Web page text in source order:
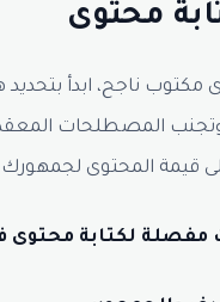
محتوى
مكتوب ناجح، ابدأ
المصطلحات
قيمة المحتوى
مفصلة لكتابة محتوى